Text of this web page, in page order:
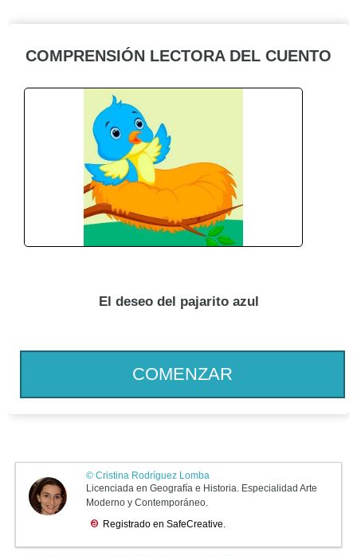
COMPRENSIÓN LECTORA DEL CUENTO
El deseo del pajarito azul
COMENZAR